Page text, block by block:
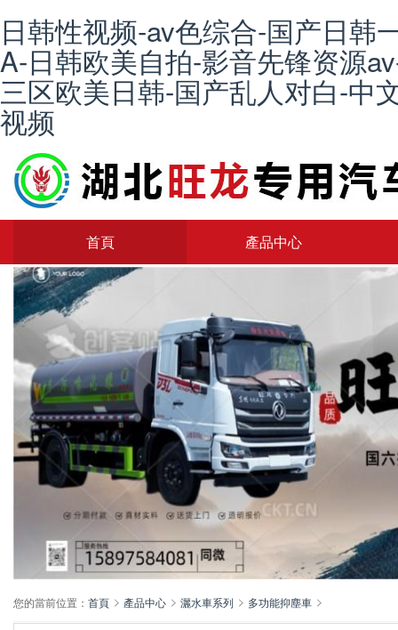
日韩性视频-av色综合-国产日韩
A-日韩欧美自拍-影音先锋资源
三区欧美日韩-国产乱人对白-中
视频
首頁 產品中心
您的當前位置： 首頁 產品中心 灑水車系列 多功能抑塵車